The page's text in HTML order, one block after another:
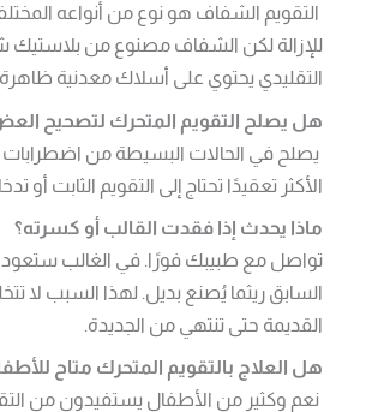
التقويم الشفاف هو نوع من أنواعه
للإزالة لكن الشفاف مصنوع من بلاستيك
التقليدي يحتوي على أسلاك معدنية
هل يصلح التقويم المتحرك لتصحيح
يصلح في الحالات البسيطة من اضطرابات
الأكثر تعقيدًا تحتاج إلى التقويم الثابت أو
ماذا يحدث إذا فقدت القالب أو كسرته؟
تواصل مع طبيبك فورًا. في الغالب ستعود
السابق ريثما يُصنع بديل. لهذا السبب لا
القديمة حتى تنتهي من الجديدة.
هل العلاج بالتقويم المتحرك متاح
نعم وكثير من الأطفال يستفيدون من